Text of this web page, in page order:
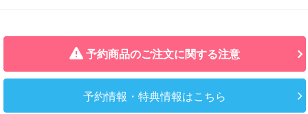
予約商品のご注文に関する注意
予約情報・特典情報はこちら